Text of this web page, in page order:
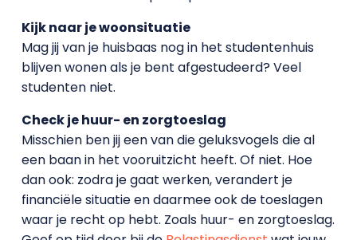
Kijk naar je woonsituatie
Mag jij van je huisbaas nog in het studentenhuis
blijven wonen als je bent afgestudeerd? Veel
studenten niet.
Check je huur- en zorgtoeslag
Misschien ben jij een van die geluksvogels die al
een baan in het vooruitzicht heeft. Of niet. Hoe
dan ook: zodra je gaat werken, verandert je
financiële situatie en daarmee ook de toeslagen
waar je recht op hebt. Zoals huur- en zorgtoeslag.